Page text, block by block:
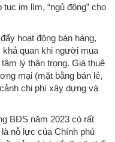
im lìm, “ngủ đông” cho
hoạt động bán hàng,
khả quan khi người mua
lý thận trọng. Giá thuê
mại (mặt bằng bán lẻ,
chi phí xây dựng và
BĐS năm 2023 có rất
nỗ lực của Chính phủ